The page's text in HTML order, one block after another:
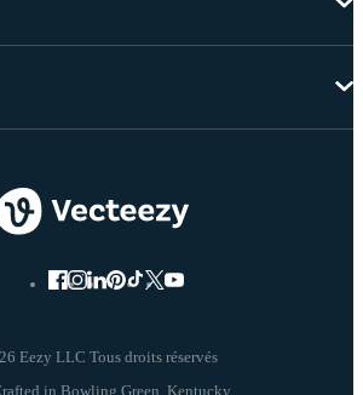
Eezy LLC Tous droits réservés